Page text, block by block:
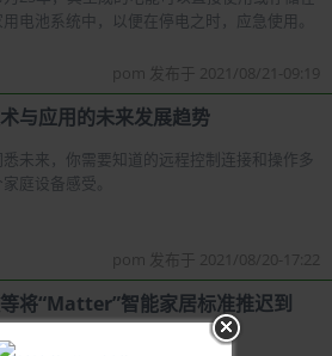
用电池系统中，以便在停电之时，应急使用。
pom 发布于 2021/08/21-09:19
与应用的未来发展趋势
悉未来，你需要知道的远程控制连接和操作多
庭设备感受。
pom 发布于 2021/08/20-17:22
将“Matter”智能家居标准推迟到